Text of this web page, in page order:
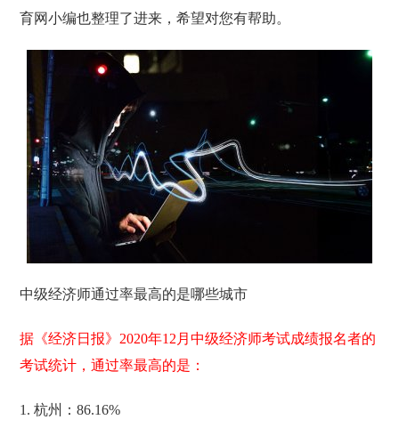
育网小编也整理了进来，希望对您有帮助。
中级经济师通过率最高的是哪些城市
据《经济日报》2020年12月中级经济师考试成绩报名者的
考试统计，通过率最高的是：
1. 杭州：86.16%